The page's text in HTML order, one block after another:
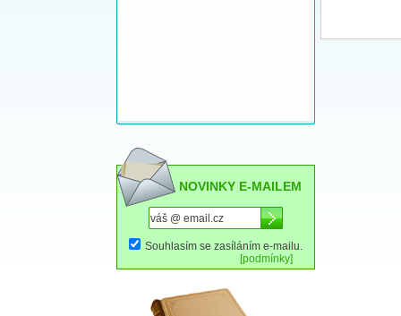
NOVINKY E-MAILEM
Souhlasím se zasíláním e-mailu.
[podmínky]